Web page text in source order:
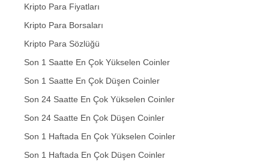
Kripto Para Fiyatları
Kripto Para Borsaları
Kripto Para Sözlüğü
Son 1 Saatte En Çok Yükselen Coinler
Son 1 Saatte En Çok Düşen Coinler
Son 24 Saatte En Çok Yükselen Coinler
Son 24 Saatte En Çok Düşen Coinler
Son 1 Haftada En Çok Yükselen Coinler
Son 1 Haftada En Çok Düşen Coinler